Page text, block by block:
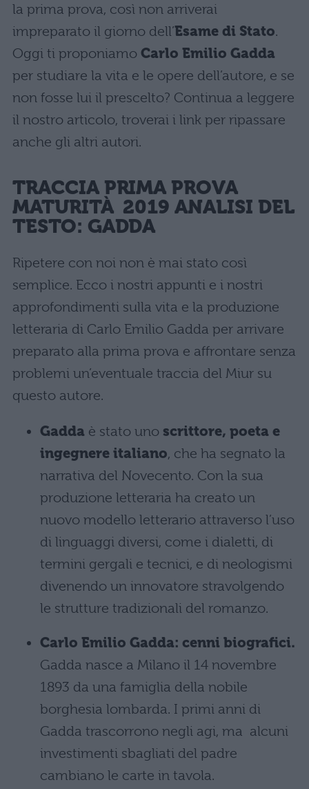
la prima prova, così non arriverai
impreparato il giorno dell’Esame di Stato.
Oggi ti proponiamo Carlo Emilio Gadda
per studiare la vita e le opere dell’autore, e se
non fosse lui il prescelto? Continua a leggere
il nostro articolo, troverai i link per ripassare
anche gli altri autori.
TRACCIA PRIMA PROVA
MATURITÀ 2019 ANALISI DEL
TESTO: GADDA
Ripetere con noi non è mai stato così
semplice. Ecco i nostri appunti e i nostri
approfondimenti sulla vita e la produzione
letteraria di Carlo Emilio Gadda per arrivare
preparato alla prima prova e affrontare senza
problemi un’eventuale traccia del Miur su
questo autore.
Gadda è stato uno scrittore, poeta e
ingegnere italiano, che ha segnato la
narrativa del Novecento. Con la sua
produzione letteraria ha creato un
nuovo modello letterario attraverso l’uso
di linguaggi diversi, come i dialetti, di
termini gergali e tecnici, e di neologismi
divenendo un innovatore stravolgendo
le strutture tradizionali del romanzo.
Carlo Emilio Gadda: cenni biografici.
Gadda nasce a Milano il 14 novembre
1893 da una famiglia della nobile
borghesia lombarda. I primi anni di
Gadda trascorrono negli agi, ma alcuni
investimenti sbagliati del padre
cambiano le carte in tavola.